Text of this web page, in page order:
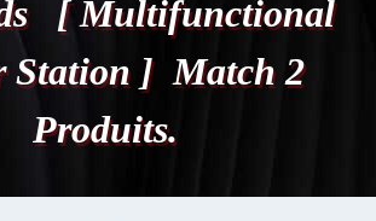
[ Multifunctional
Station ] Match 2
Produits.